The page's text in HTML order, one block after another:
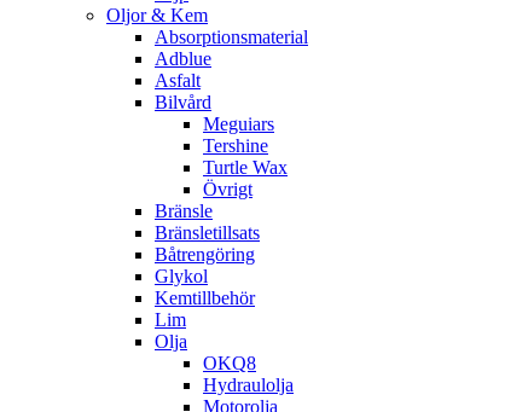
Oljor & Kem
Absorptionsmaterial
Adblue
Asfalt
Bilvård
Meguiars
Tershine
Turtle Wax
Övrigt
Bränsle
Bränsletillsats
Båtrengöring
Glykol
Kemtillbehör
Lim
Olja
OKQ8
Hydraulolja
Motorolja